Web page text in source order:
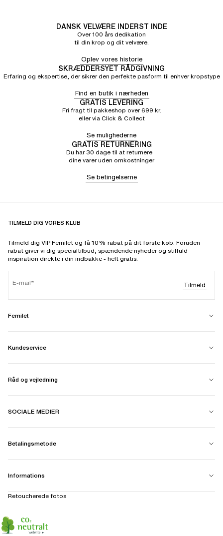
DANSK VELVÆRE INDERST INDE
Over 100 års dedikation
til din krop og dit velvære.
Oplev vores historie
SKRÆDDERSYET RÅDGIVNING
Erfaring og ekspertise, der sikrer den perfekte pasform til enhver kropstype
Find en butik i nærheden
GRATIS LEVERING
Fri fragt til pakkeshop over 699 kr.
eller via Click & Collect
Se mulighederne
GRATIS RETURNERING
Du har 30 dage til at returnere
dine varer uden omkostninger
Se betingelserne
TILMELD DIG VORES KLUB
Tilmeld dig VIP Femilet og få 10% rabat på dit første køb. Foruden
rabat giver vi dig specialtilbud, spændende nyheder og stilfuld
inspiration direkte i din indbakke - helt gratis.
E-mail Tilmeld
Femilet
Kundeservice
Råd og vejledning
SOCIALE MEDIER
Betalingsmetode
Informations
Retoucherede fotos